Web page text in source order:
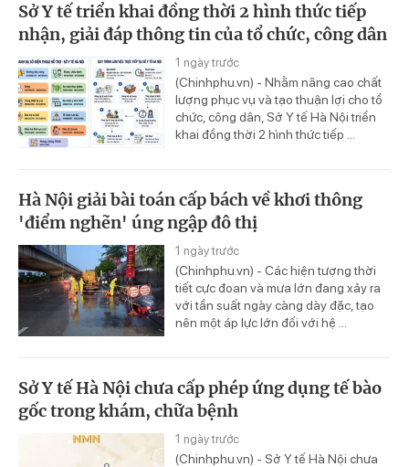
Sở Y tế triển khai đồng thời 2 hình thức tiếp
nhận, giải đáp thông tin của tổ chức, công dân
1 ngày trước
(Chinhphu.vn) - Nhằm nâng cao chất
lượng phục vụ và tạo thuận lợi cho tổ
chức, công dân, Sở Y tế Hà Nội triển
khai đồng thời 2 hình thức tiếp ...
Hà Nội giải bài toán cấp bách về khơi thông
'điểm nghẽn' úng ngập đô thị
1 ngày trước
(Chinhphu.vn) - Các hiện tượng thời
tiết cực đoan và mưa lớn đang xảy ra
với tần suất ngày càng dày đặc, tạo
nên một áp lực lớn đối với hệ ...
Sở Y tế Hà Nội chưa cấp phép ứng dụng tế bào
gốc trong khám, chữa bệnh
1 ngày trước
(Chinhphu.vn) - Sở Y tế Hà Nội chưa